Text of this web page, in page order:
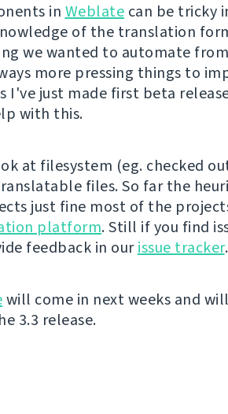
in Weblate can be tricky
of the translation
we wanted to automate
more pressing things to
I've just made first beta
with this.
at filesystem (eg. checked
files. So far the
just fine most of the
platform. Still if you find
feedback in ourissue tracker.
will come in next weeks and
3.3 release.